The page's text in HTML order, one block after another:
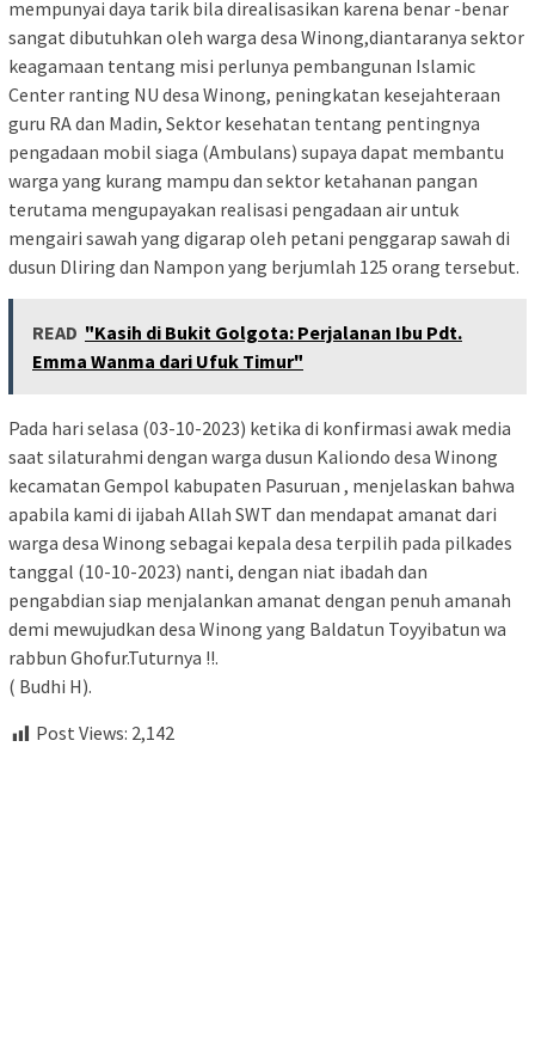
mempunyai daya tarik bila direalisasikan karena benar -benar
sangat dibutuhkan oleh warga desa Winong,diantaranya sektor
keagamaan tentang misi perlunya pembangunan Islamic
Center ranting NU desa Winong, peningkatan kesejahteraan
guru RA dan Madin, Sektor kesehatan tentang pentingnya
pengadaan mobil siaga (Ambulans) supaya dapat membantu
warga yang kurang mampu dan sektor ketahanan pangan
terutama mengupayakan realisasi pengadaan air untuk
mengairi sawah yang digarap oleh petani penggarap sawah di
dusun Dliring dan Nampon yang berjumlah 125 orang tersebut.
READ "Kasih di Bukit Golgota: Perjalanan Ibu Pdt.
Emma Wanma dari Ufuk Timur"
Pada hari selasa (03-10-2023) ketika di konfirmasi awak media
saat silaturahmi dengan warga dusun Kaliondo desa Winong
kecamatan Gempol kabupaten Pasuruan , menjelaskan bahwa
apabila kami di ijabah Allah SWT dan mendapat amanat dari
warga desa Winong sebagai kepala desa terpilih pada pilkades
tanggal (10-10-2023) nanti, dengan niat ibadah dan
pengabdian siap menjalankan amanat dengan penuh amanah
demi mewujudkan desa Winong yang Baldatun Toyyibatun wa
rabbun Ghofur.Tuturnya !!.
( Budhi H).
Post Views: 2,142